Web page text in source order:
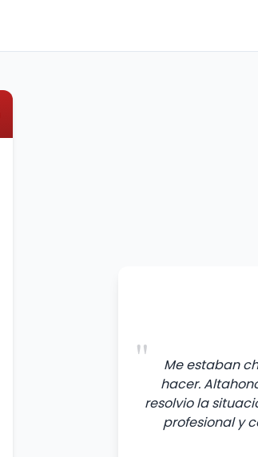
"
Me estaban
hacer.
resolvio la
profesional y